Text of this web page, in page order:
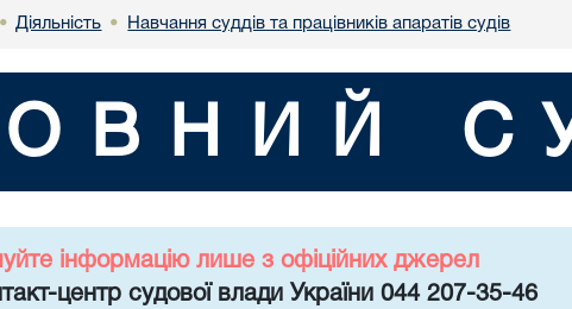
• Діяльність • Навчання суддів та працівників апаратів судів
інформацію лише з офіційних джерел
центр судової влади України 044 207-35-46